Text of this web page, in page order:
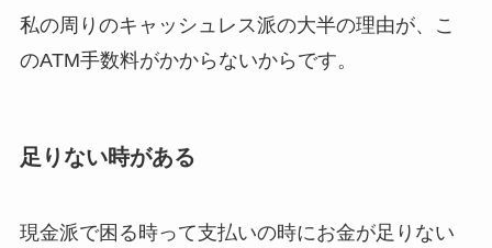
私の周りのキャッシュレス派の大半の理由が、こ
のATM手数料がかからないからです。
足りない時がある
現金派で困る時って支払いの時にお金が足りない